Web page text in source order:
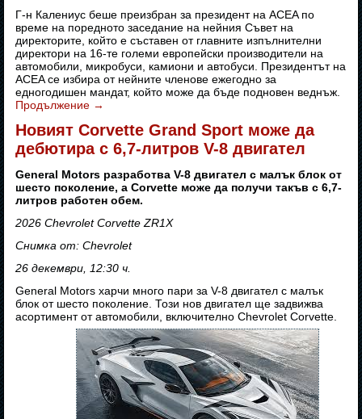
Г-н Калениус беше преизбран за президент на ACEA по
време на поредното заседание на нейния Съвет на
директорите, който е съставен от главните изпълнителни
директори на 16-те големи европейски производители на
автомобили, микробуси, камиони и автобуси. Президентът на
ACEA се избира от нейните членове ежегодно за
едногодишен мандат, който може да бъде подновен веднъж.
Продължение →
Новият Corvette Grand Sport може да
дебютира с 6,7-литров V-8 двигател
General Motors разработва V-8 двигател с малък блок от
шесто поколение, а Corvette може да получи такъв с 6,7-
литров работен обем.
2026 Chevrolet Corvette ZR1X
Снимка от: Chevrolet
26 декември, 12:30 ч.
General Motors харчи много пари за V-8 двигател с малък
блок от шесто поколение. Този нов двигател ще задвижва
асортимент от автомобили, включително Chevrolet Corvette.